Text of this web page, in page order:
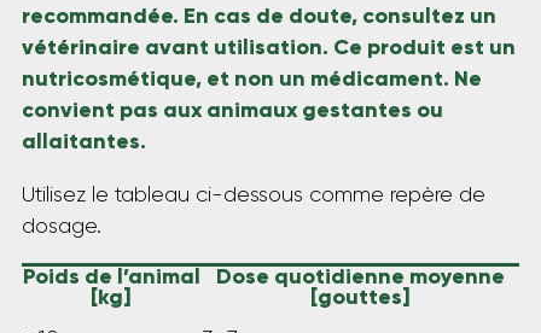
recommandée. En cas de doute, consultez un
vétérinaire avant utilisation. Ce produit est un
nutricosmétique, et non un médicament. Ne
convient pas aux animaux gestantes ou
allaitantes.
Utilisez le tableau ci-dessous comme repère de
dosage.
Poids de l’animal
[kg]
Dose quotidienne moyenne
[gouttes]